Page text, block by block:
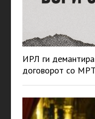
ИРЛ ги
договорот со